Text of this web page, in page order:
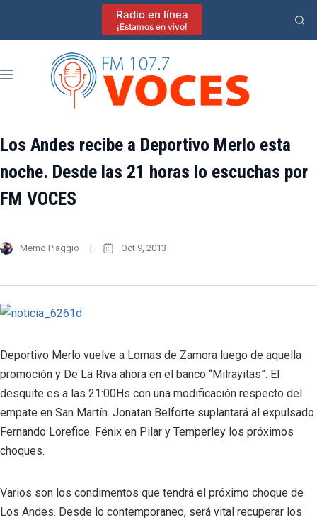
Radio en línea
¡Estamos en vivo!
Los Andes recibe a Deportivo Merlo esta
noche. Desde las 21 horas lo escuchas por
FM VOCES
Memo Piaggio Oct 9, 2013
Deportivo Merlo vuelve a Lomas de Zamora luego de aquella
promoción y De La Riva ahora en el banco “Milrayitas”. El
desquite es a las 21:00Hs con una modificación respecto del
empate en San Martín. Jonatan Belforte suplantará al expulsado
Fernando Lorefice. Fénix en Pilar y Temperley los próximos
choques.
Varios son los condimentos que tendrá el próximo choque de
Los Andes. Desde lo contemporaneo, será vital recuperar los